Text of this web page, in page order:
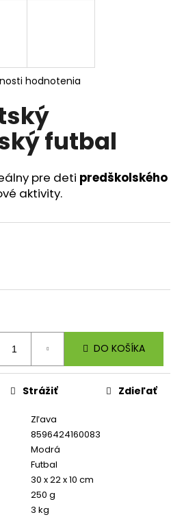
hodnotenia
futbal
pre deti predškolského
aktivity.
DO KOŠÍKA
Zľava
8596424160083
Modrá
Futbal
30 x 22 x 10 cm
250 g
3 kg
Strážiť Zdieľať
HĽADAŤ